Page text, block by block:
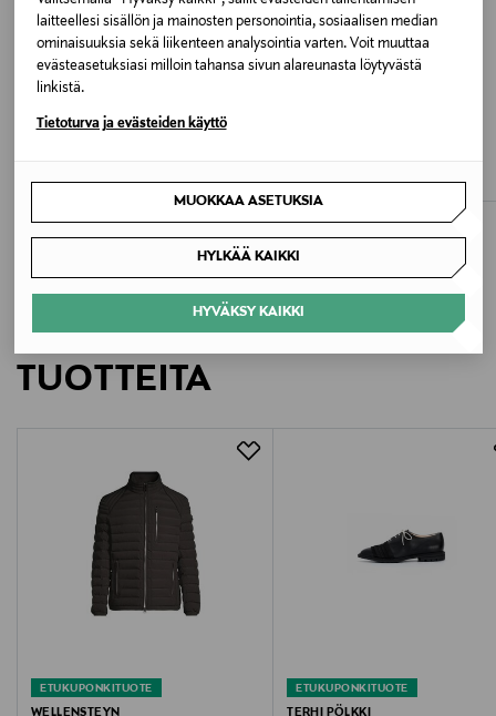
laitteellesi sisällön ja mainosten personointia, sosiaalisen median
ominaisuuksia sekä liikenteen analysointia varten. Voit muuttaa
evästeasetuksiasi milloin tahansa sivun alareunasta löytyvästä
linkistä.
Tietoturva ja evästeiden käyttö
MUOKKAA ASETUKSIA
HYLKÄÄ KAIKKI
HYVÄKSY KAIKKI
0541 - BLACK
Valmistusmaa
W.P. Lavori in Corso S.p.A.
W.P. Lavori in Corso S.p.A., Via Angelo Manzoni, 44,
customer.care@parajumpers.it
Avainsanat
takki, untuvatakki, bomber, Parajumpers, talvitakki,
toppatakki
UUTTA
PARAJUMPERS
LISÄÄ KIINNOSTAVIA
TUOTTEITA
ETUKUPONKITUOTE
WELLENSTEYN
ETUKUPONKITUOTE
TERHI PÖLKKI